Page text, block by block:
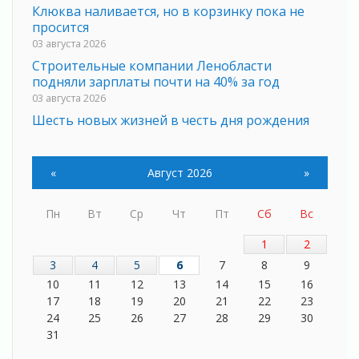
Клюква наливается, но в корзинку пока не
просится
03 августа 2026
Строительные компании Ленобласти
подняли зарплаты почти на 40% за год
03 августа 2026
Шесть новых жизней в честь дня рождения
Уроки безопасности для детей и взрослых
03 августа 2026
Ленобласть отмечает День Воздушно-
«Активное лето»
02 августа 2026
Ленобласть отметила заслуги жителей перед
регионом и страной
02 августа 2026
« Август 2026 »
Пн Вт Ср Чт Пт Сб
Вс
1
2
3
4 5 6 7 8
9
10
11 12 13 14 15
16
17
18 19 20 21 22
23
24
25 26 27 28 29
30
31